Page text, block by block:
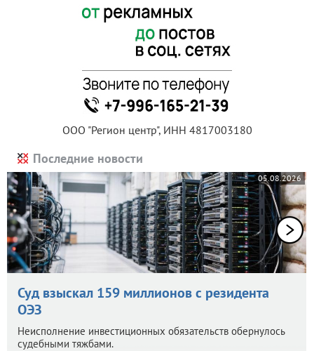
ООО "Регион центр", ИНН 4817003180
Последние новости
05.08.2026
Суд взыскал 159 миллионов с резидента
ОЭЗ
Неисполнение инвестиционных обязательств обернулось
судебными тяжбами.